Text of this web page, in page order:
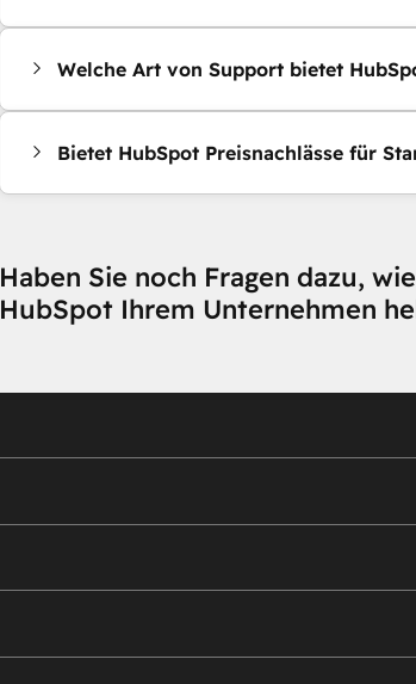
Welche Art von Support bietet
Bietet HubSpot Preisnachlässe für
Haben Sie noch Fragen dazu,
HubSpot Ihrem Unternehmen